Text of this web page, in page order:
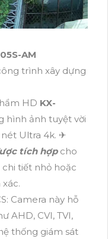
AM
trình xây dựng
HD KX-
hình ảnh tuyệt vời
nét Ultra 4k. ✈
tích hợpcho
tiết nhỏ hoặc
Camera này hỗ
AHD, CVI, TVI,
thống giám sát